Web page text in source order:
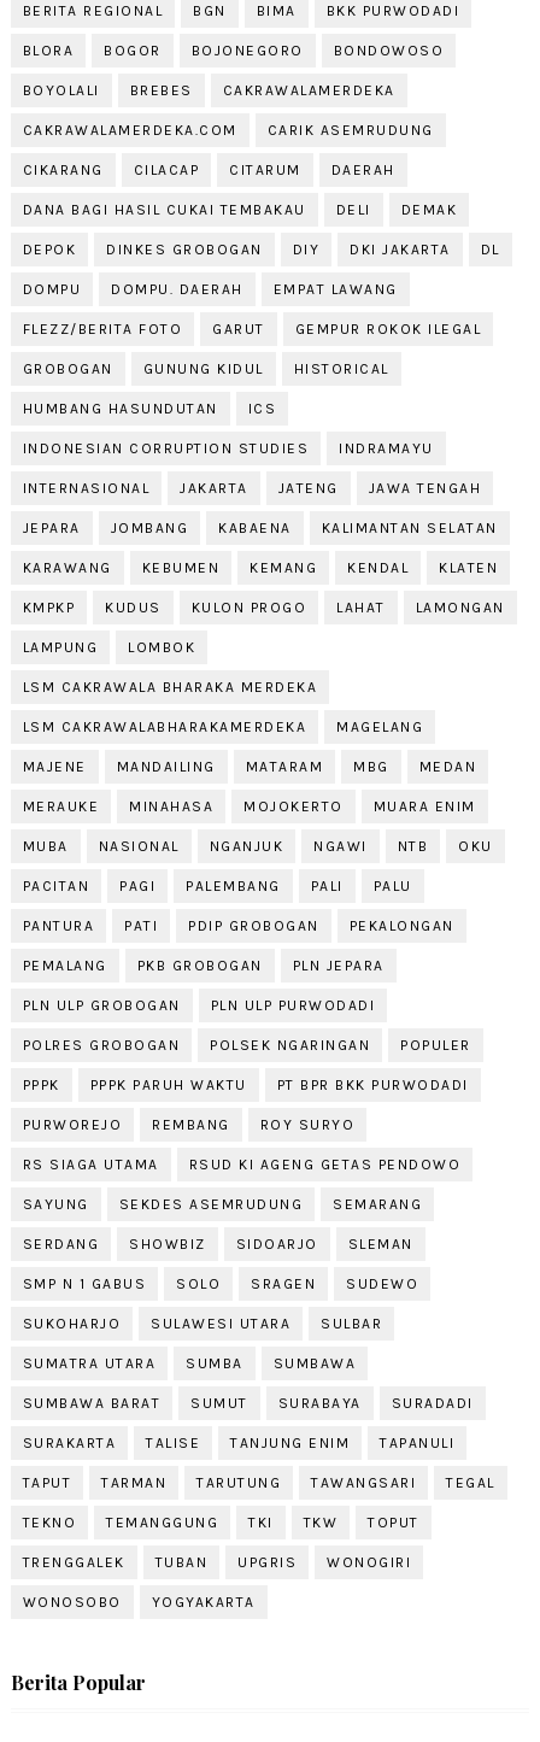
BERITA REGIONAL BGN BIMA BKK PURWODADI
BLORA BOGOR BOJONEGORO BONDOWOSO
BOYOLALI BREBES CAKRAWALAMERDEKA
CAKRAWALAMERDEKA.COM CARIK ASEMRUDUNG
CIKARANG CILACAP CITARUM DAERAH
DANA BAGI HASIL CUKAI TEMBAKAU DELI DEMAK
DEPOK DINKES GROBOGAN DIY DKI JAKARTA DL
DOMPU DOMPU. DAERAH EMPAT LAWANG
FLEZZ/BERITA FOTO GARUT GEMPUR ROKOK ILEGAL
GROBOGAN GUNUNG KIDUL HISTORICAL
HUMBANG HASUNDUTAN ICS
INDONESIAN CORRUPTION STUDIES INDRAMAYU
INTERNASIONAL JAKARTA JATENG JAWA TENGAH
JEPARA JOMBANG KABAENA KALIMANTAN SELATAN
KARAWANG KEBUMEN KEMANG KENDAL KLATEN
KMPKP KUDUS KULON PROGO LAHAT LAMONGAN
LAMPUNG LOMBOK
LSM CAKRAWALA BHARAKA MERDEKA
LSM CAKRAWALABHARAKAMERDEKA MAGELANG
MAJENE MANDAILING MATARAM MBG MEDAN
MERAUKE MINAHASA MOJOKERTO MUARA ENIM
MUBA NASIONAL NGANJUK NGAWI NTB OKU
PACITAN PAGI PALEMBANG PALI PALU
PANTURA PATI PDIP GROBOGAN PEKALONGAN
PEMALANG PKB GROBOGAN PLN JEPARA
PLN ULP GROBOGAN PLN ULP PURWODADI
POLRES GROBOGAN POLSEK NGARINGAN POPULER
PPPK PPPK PARUH WAKTU PT BPR BKK PURWODADI
PURWOREJO REMBANG ROY SURYO
RS SIAGA UTAMA RSUD KI AGENG GETAS PENDOWO
SAYUNG SEKDES ASEMRUDUNG SEMARANG
SERDANG SHOWBIZ SIDOARJO SLEMAN
SMP N 1 GABUS SOLO SRAGEN SUDEWO
SUKOHARJO SULAWESI UTARA SULBAR
SUMATRA UTARA SUMBA SUMBAWA
SUMBAWA BARAT SUMUT SURABAYA SURADADI
SURAKARTA TALISE TANJUNG ENIM TAPANULI
TAPUT TARMAN TARUTUNG TAWANGSARI TEGAL
TEKNO TEMANGGUNG TKI TKW TOPUT
TRENGGALEK TUBAN UPGRIS WONOGIRI
WONOSOBO YOGYAKARTA
Berita Popular